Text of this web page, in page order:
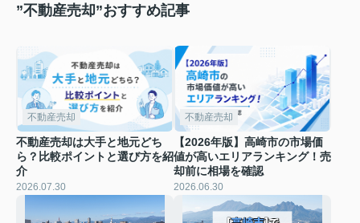
”不動産売却”おすすめ記事
不動産売却
不動産売却は大手と地元どち
ら？比較ポイントと選び方を紹
介
2026.07.30
不動産売却
【2026年版】高崎市の市場価
値が高いエリアランキング！売
却前に相場を確認
2026.06.30